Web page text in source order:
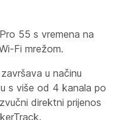
55 s vremena na
Fi mrežom.
u načinu
s više od 4 kanala po
direktni prijenos